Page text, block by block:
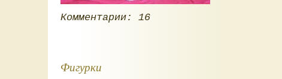
Комментарии: 16
Фигурки